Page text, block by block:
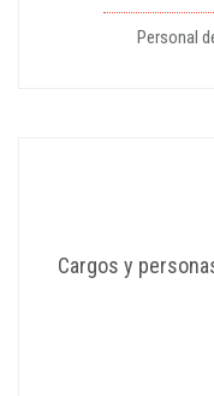
Personal
Cargos y